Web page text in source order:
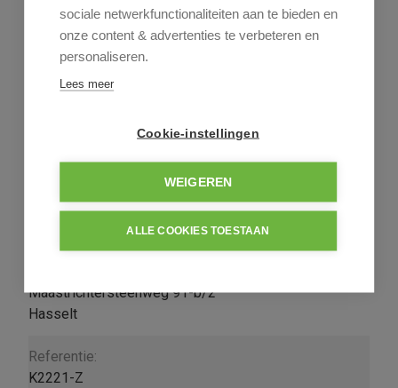
Deel dit pand
Indeling Comfort
Wettelijke gegevens Informatieaanvraag
Maastrichtersteenweg 91-b/2
Hasselt
Referentie:
K2221-Z
sociale netwerkfunctionaliteiten aan te bieden en
onze content & advertenties te verbeteren en
personaliseren.
Lees meer
Cookie-instellingen
WEIGEREN
ALLE COOKIES TOESTAAN